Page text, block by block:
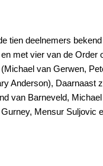
tien deelnemers
met vier van de Order
van Gerwen,
Anderson), Daarnaast
van Barneveld,
Mensur Suljovic